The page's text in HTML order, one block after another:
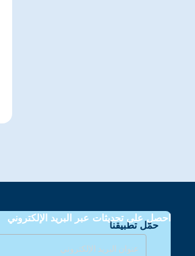
حمّل تطبيقنا
احصل على تحديثات عبر البريد الإلكتروني